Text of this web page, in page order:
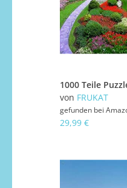
von FRUKAT
gefunden bei
29,99 €